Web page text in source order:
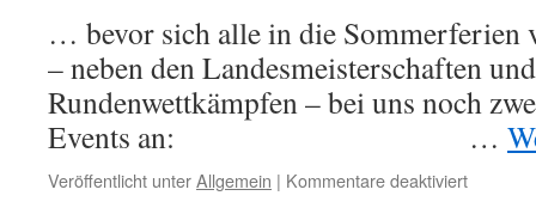
… bevor sich alle in die Sommerferien
– neben den Landesmeisterschaften
Rundenwettkämpfen – bei uns noch
Events an: …
Veröffentlicht unterAllgemein | Kommentare deaktiviertfür